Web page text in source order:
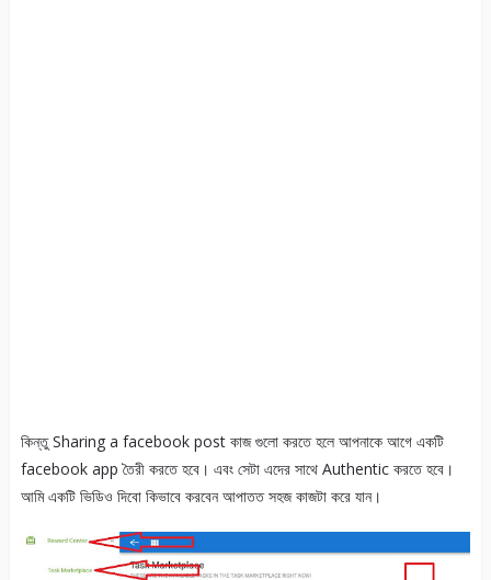
কিন্তু Sharing a facebook post কাজ গুলো করতে হলে আপনাকে আগে একটি
facebook app তৈরী করতে হবে। এবং সেটা এদের সাথে Authentic করতে হবে।
আমি একটি ভিডিও দিবো কিভাবে করবেন আপাতত সহজ কাজটা করে যান।